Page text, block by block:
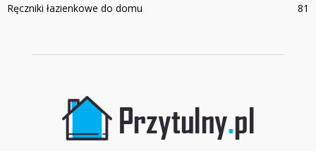
Ręczniki łazienkowe do domu
81